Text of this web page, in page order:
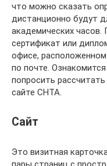
что можно сказать
дистанционно будут
академических
сертификат или
офисе,
по почте.
попросить
сайте СНТА.
Сайт
Это визитная